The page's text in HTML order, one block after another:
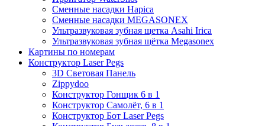
Сменные насадки Hapica
Сменные насадки MEGASONEX
Ультразвуковая зубная щетка Asahi Irica
Ультразвуковая зубная щётка Megasonex
Картины по номерам
Конструктор Laser Pegs
3D Световая Панель
Zippydoo
Конструктор Гонщик 6 в 1
Конструктор Cамолёт, 6 в 1
Конструктор Бот Laser Pegs